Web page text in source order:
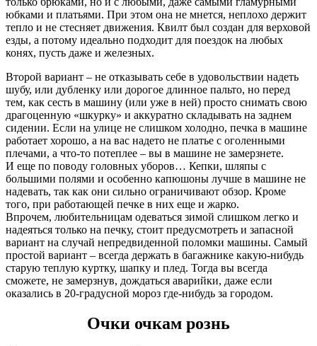
юбками и платьями. При этом она не мнется, неплохо держит
тепло и не стесняет движения. Квилт был создан для верховой
езды, а потому идеально подходит для поездок на любых
конях, пусть даже и железных.
Второй вариант – не отказывать себе в удовольствии надеть
шубу, или дубленку или дорогое длинное пальто, но перед
тем, как сесть в машину (или уже в ней) просто снимать свою
драгоценную «шкурку» и аккуратно складывать на заднем
сидении. Если на улице не слишком холодно, печка в машине
работает хорошо, а на вас надето не платье с оголенными
плечами, а что-то потеплее – вы в машине не замерзнете.
И еще по поводу головных уборов… Кепки, шляпы с
большими полями и особенно капюшоны лучше в машине не
надевать, так как они сильно ограничивают обзор. Кроме
того, при работающей печке в них еще и жарко.
Впрочем, любительницам одеваться зимой слишком легко и
надеяться только на печку, стоит предусмотреть и запасной
вариант на случай непредвиденной поломки машины. Самый
простой вариант – всегда держать в багажнике какую-нибудь
старую теплую куртку, шапку и плед. Тогда вы всегда
сможете, не замерзнув, дождаться аварийки, даже если
оказались в 20-градусной мороз где-нибудь за городом.
Очки очкам рознь